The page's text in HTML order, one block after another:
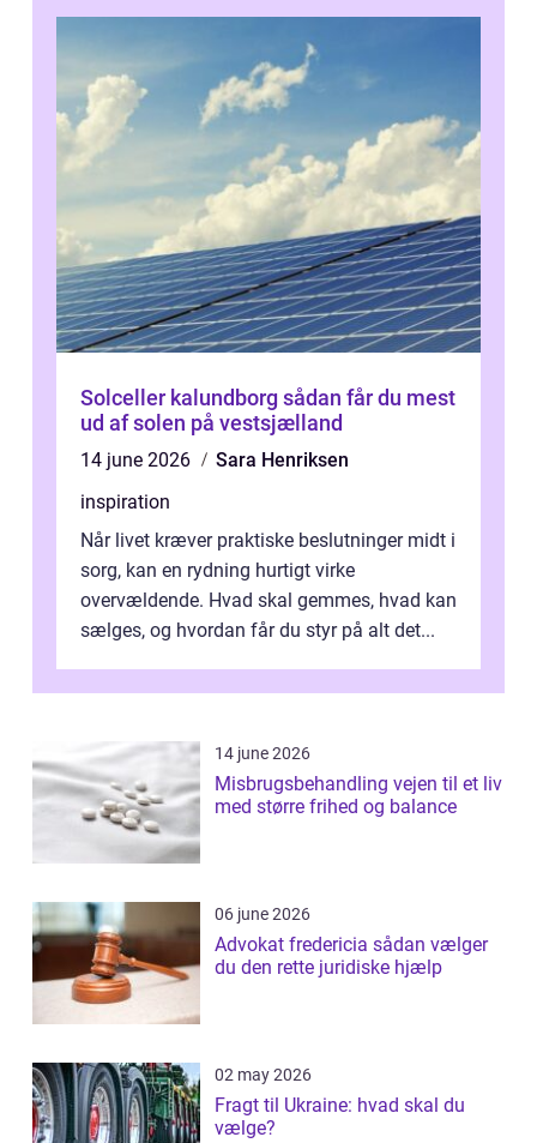
Solceller kalundborg sådan får du mest
ud af solen på vestsjælland
14 june 2026
Sara Henriksen
inspiration
Når livet kræver praktiske beslutninger midt i
sorg, kan en rydning hurtigt virke
overvældende. Hvad skal gemmes, hvad kan
sælges, og hvordan får du styr på alt det...
14 june 2026
Misbrugsbehandling vejen til et liv
med større frihed og balance
06 june 2026
Advokat fredericia sådan vælger
du den rette juridiske hjælp
02 may 2026
Fragt til Ukraine: hvad skal du
vælge?